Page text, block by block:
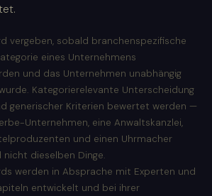
vergeben, sobald branchenspezifische
eines Unternehmens
und das Unternehmen unabhängig
Kategorierelevante Unterscheidung
generischer Kriterien bewertet werden —
Unternehmen, eine Anwaltskanzlei,
und einen Uhrmacher
nicht dieselben Dinge.
werden in Absprache mit Experten und
entwickelt und bei ihrer